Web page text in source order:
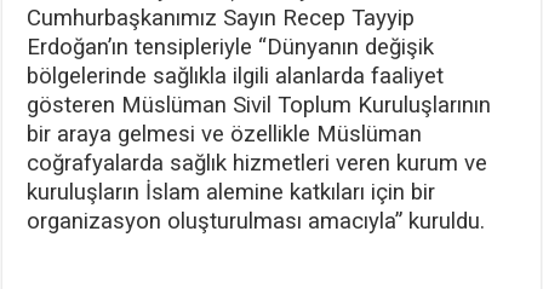
Cumhurbaşkanımız Sayın Recep Tayyip
Erdoğan’ın tensipleriyle “Dünyanın değişik
bölgelerinde sağlıkla ilgili alanlarda faaliyet
gösteren Müslüman Sivil Toplum Kuruluşlarının
bir araya gelmesi ve özellikle Müslüman
coğrafyalarda sağlık hizmetleri veren kurum ve
kuruluşların İslam alemine katkıları için bir
organizasyon oluşturulması amacıyla” kuruldu.